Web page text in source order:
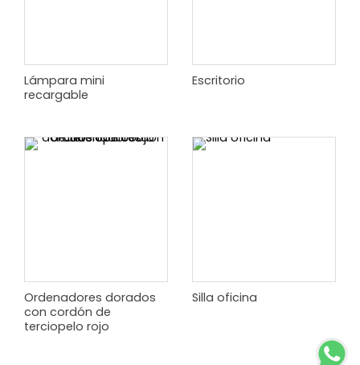
Lámpara mini
recargable
Escritorio
Ordenadores dorados
con cordón de
terciopelo rojo
Silla oficina